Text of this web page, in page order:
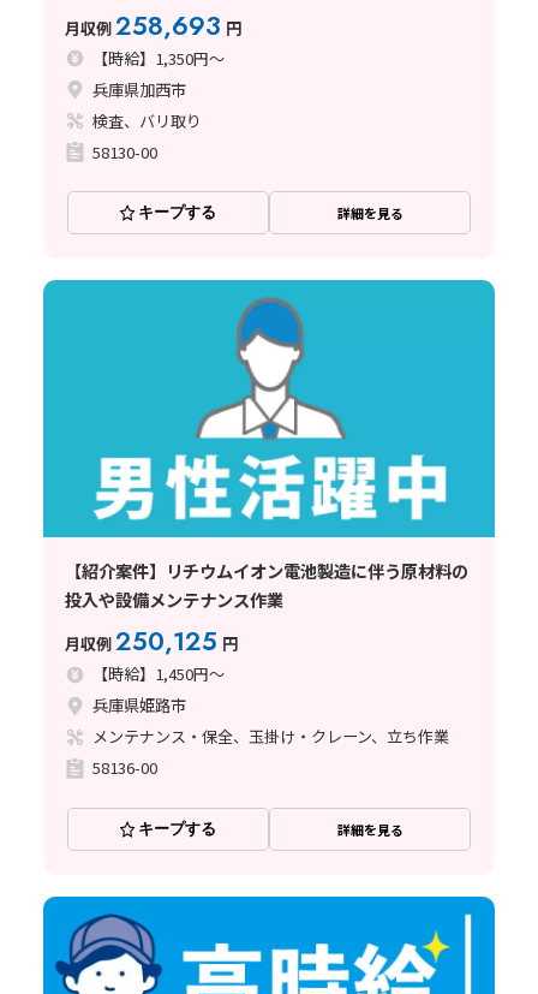
月収例258,693 円
【時給】1,350円～
兵庫県加西市
検査、バリ取り
58130-00
キープする 詳細を見る
【紹介案件】リチウムイオン電池製造に伴う原材料の
投入や設備メンテナンス作業
月収例250,125 円
【時給】1,450円～
兵庫県姫路市
メンテナンス・保全、玉掛け・クレーン、立ち作業
58136-00
キープする 詳細を見る